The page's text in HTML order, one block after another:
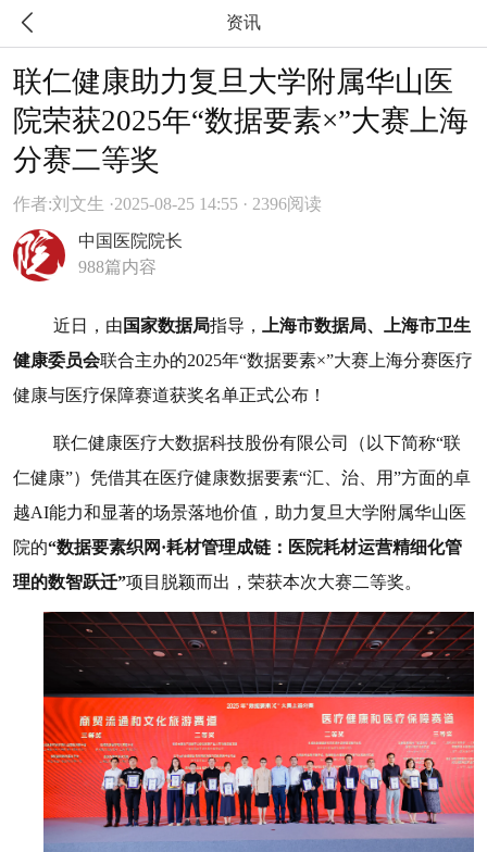
 资讯
联仁健康助力复旦大学附属华山医
院荣获2025年“数据要素×”大赛上海
分赛二等奖
作者:刘文生 ·2025-08-25 14:55 · 2396阅读
中国医院院长
988篇内容
近日，由 国家数据局指导，上海市数据局、上海市卫生
健康委员会联合主办的2025年“数据要素×”大赛上海分赛医疗
健康与医疗保障赛道获奖名单正式公布！
联仁健康医疗大数据科技股份有限公司（以下简称“联
仁健康”）凭借其在医疗健康数据要素“汇、治、用”方面的卓
越AI能力和显著的场景落地价值， 助力复旦大学附属华山医
院的“数据要素织网·耗材管理成链：医院耗材运营精细化管
理的数智跃迁”项目脱颖而出，荣获本次大赛二等奖。